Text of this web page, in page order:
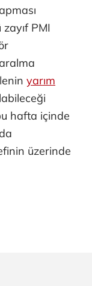
PMI
yarım
hafta içinde
üzerinde